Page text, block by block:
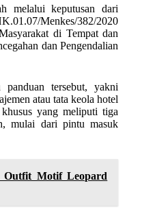
melalui keputusan dari
Menkes/382/2020
di Tempat dan
dan Pengendalian
tersebut, yakni
atau tata keola hotel
yang meliputi tiga
mulai dari pintu masuk
Motif Leopard